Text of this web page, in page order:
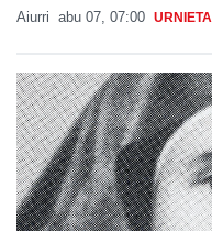
Aiurri abu 07, 07:00 URNIETA